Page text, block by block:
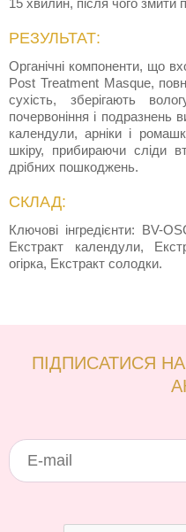
15 хвилин, після чого
РЕЗУЛЬТАТ:
Органічні компоненти, що
Post Treatment Masque,
сухість, зберігають
почервоніння і подразнень
календули, арніки і
шкіру, прибираючи сліди
дрібних пошкоджень.
СКЛАД:
Ключові інгредієнти: BV-
Екстракт календули,
огірка, Екстракт солодки.
ПІДПИСАТИСЯ